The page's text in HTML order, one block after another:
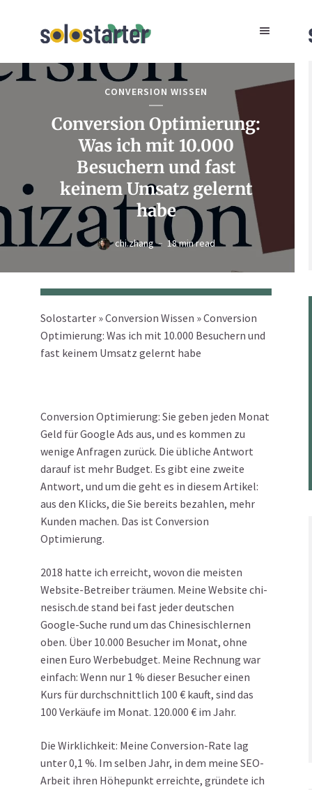
CONVERSION WISSEN
Conversion Optimierung:
Was ich mit 10.000
Besuchern und fast
keinem Umsatz gelernt
habe
chi.zhang 18 min read
Solostarter »Conversion Wissen »Conversion
Optimierung: Was ich mit 10.000 Besuchern und
fast keinem Umsatz gelernt habe
Conversion Optimierung: Sie geben jeden Monat
Geld für Google Ads aus, und es kommen zu
wenige Anfragen zurück. Die übliche Antwort
darauf ist mehr Budget. Es gibt eine zweite
Antwort, und um die geht es in diesem Artikel:
aus den Klicks, die Sie bereits bezahlen, mehr
Kunden machen. Das ist Conversion
Optimierung.
2018 hatte ich erreicht, wovon die meisten
Website-Betreiber träumen. Meine Website chi-
nesisch.de stand bei fast jeder deutschen
Google-Suche rund um das Chinesischlernen
oben. Über 10.000 Besucher im Monat, ohne
einen Euro Werbebudget. Meine Rechnung war
einfach: Wenn nur 1 % dieser Besucher einen
Kurs für durchschnittlich 100 € kauft, sind das
100 Verkäufe im Monat. 120.000 € im Jahr.
Die Wirklichkeit: Meine Conversion-Rate lag
unter 0,1 %. Im selben Jahr, in dem meine SEO-
Arbeit ihren Höhepunkt erreichte, gründete ich